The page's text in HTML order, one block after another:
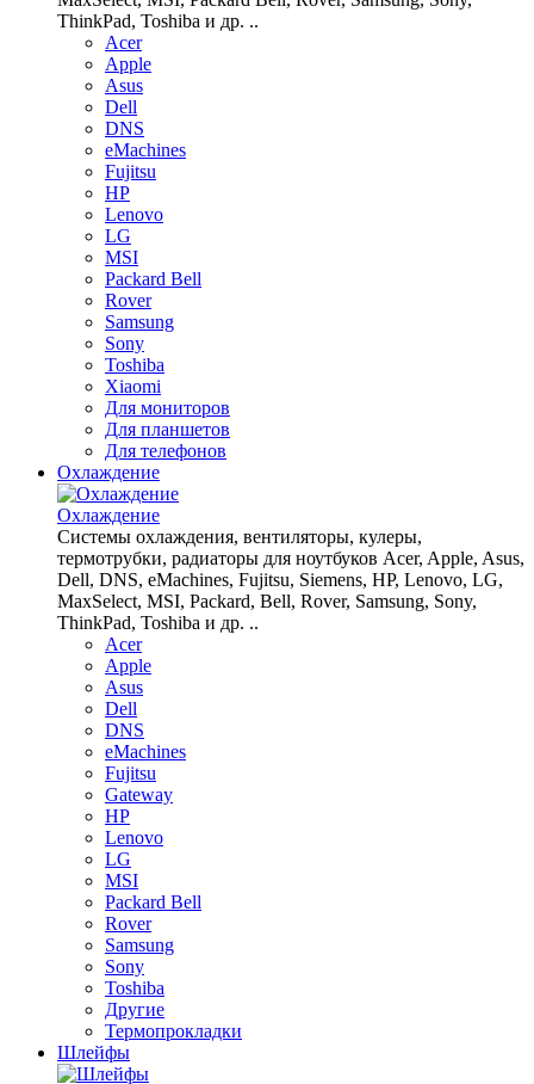
ThinkPad, Toshiba и др. ..
Acer
Apple
Asus
Dell
DNS
eMachines
Fujitsu
HP
Lenovo
LG
MSI
Packard Bell
Rover
Samsung
Sony
Toshiba
Xiaomi
Для мониторов
Для планшетов
Для телефонов
Охлаждение
Охлаждение
Системы охлаждения, вентиляторы, кулеры,
термотрубки, радиаторы для ноутбуков Acer, Apple, Asus,
Dell, DNS, eMachines, Fujitsu, Siemens, HP, Lenovo, LG,
MaxSelect, MSI, Packard, Bell, Rover, Samsung, Sony,
ThinkPad, Toshiba и др. ..
Acer
Apple
Asus
Dell
DNS
eMachines
Fujitsu
Gateway
HP
Lenovo
LG
MSI
Packard Bell
Rover
Samsung
Sony
Toshiba
Другие
Термопрокладки
Шлейфы